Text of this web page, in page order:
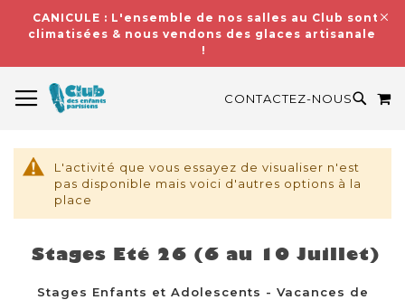
CANICULE : L'ensemble de nos salles au Club sont
climatisées & nous vendons des glaces artisanales
!
CONTACTEZ-NOUS
L'activité que vous essayez de visualiser n'est
pas disponible mais voici d'autres options à la
place
Stages Eté 26 (6 au 10 Juillet)
Stages Enfants et Adolescents - Vacances de